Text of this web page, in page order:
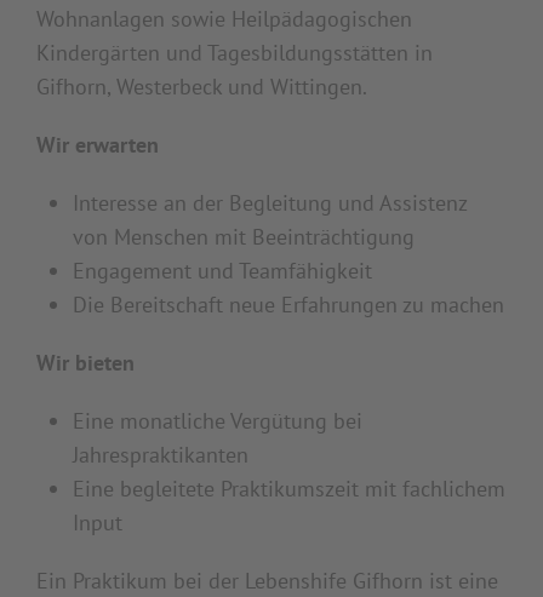
Wohnanlagen sowie Heilpädagogischen
Kindergärten und Tagesbildungsstätten in
Gifhorn, Westerbeck und Wittingen.
Wir erwarten
Interesse an der Begleitung und Assistenz
von Menschen mit Beeinträchtigung
Engagement und Teamfähigkeit
Die Bereitschaft neue Erfahrungen zu machen
Wir bieten
Eine monatliche Vergütung bei
Jahrespraktikanten
Eine begleitete Praktikumszeit mit fachlichem
Input
Ein Praktikum bei der Lebenshife Gifhorn ist eine